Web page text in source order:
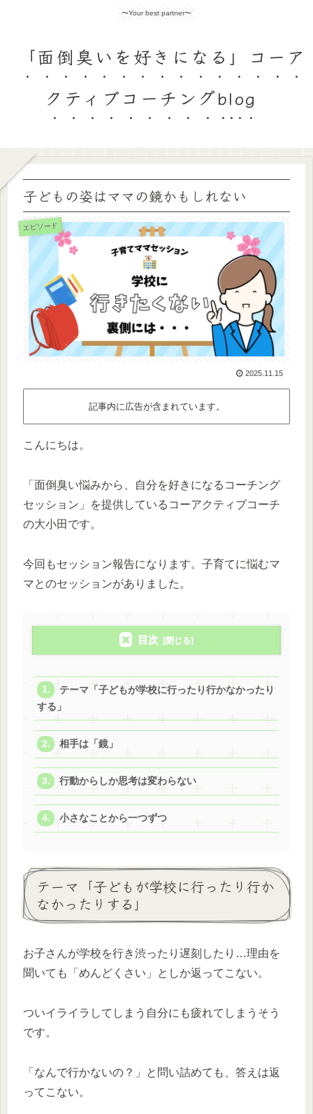
〜Your best partner〜
「面倒臭いを好きになる」コーア
クティブコーチングblog
子どもの姿はママの鏡かもしれない
エピソード
2025.11.15
記事内に広告が含まれています。
こんにちは。
「面倒臭い悩みから、自分を好きになるコーチング
セッション」を提供しているコーアクティブコーチ
の大小田です。
今回もセッション報告になります。子育てに悩むマ
マとのセッションがありました。
目次
テーマ「子どもが学校に行ったり行かなかったり
する」
相手は「鏡」
行動からしか思考は変わらない
小さなことから一つずつ
テーマ「子どもが学校に行ったり行か
なかったりする」
お子さんが学校を行き渋ったり遅刻したり…理由を
聞いても「めんどくさい」としか返ってこない。
ついイライラしてしまう自分にも疲れてしまうそう
です。
「なんで行かないの？」と問い詰めても、答えは返
ってこない。